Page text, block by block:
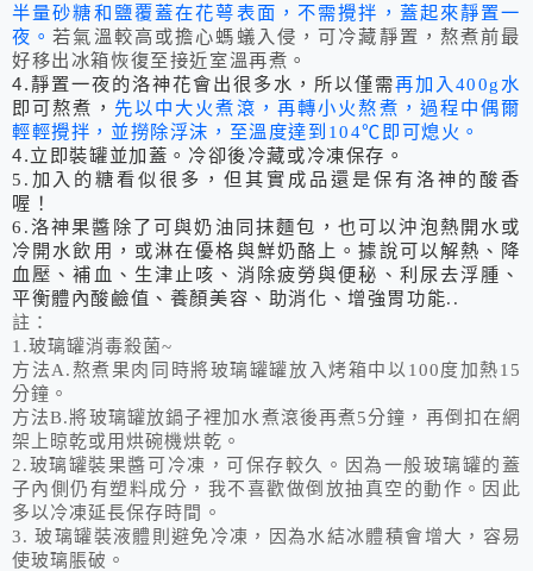
半量砂糖和鹽覆蓋在花萼表面，不需攪拌，蓋起來靜置一
夜。若氣溫較高或擔心螞蟻入侵，可冷藏靜置，熬煮前最
好移出冰箱恢復至接近室溫再煮。
4.靜置一夜的洛神花會出很多水，所以僅需再加入 400g 水
即可熬煮， 先以中大火煮滾，再轉小火熬煮，過程中偶爾
輕輕攪拌，並撈除浮沫，至溫度達到 104℃即可熄火。
4.立即裝罐並加蓋。冷卻後冷藏或冷凍保存。
5. 加入的糖看似很多，但其實成品還是保有洛神的酸香
喔！
6.洛神果醬除了可與奶油同抹麵包，也可以沖泡熱開水或
冷開水飲用，或淋在優格與鮮奶酪上。據說可以解熱、降
血壓、補血、生津止咳、消除疲勞與便秘、利尿去浮腫、
平衡體內酸鹼值、養顏美容、助消化、增強胃功能..
註：
1.玻璃罐消毒殺菌~
方法A.熬煮果肉同時將玻璃罐罐放入烤箱中以 100度加熱15
分鐘。
方法B.將玻璃罐放鍋子裡加水煮滾後再煮5分鐘，再倒扣在網
架上晾乾或用烘碗機烘乾。
2.玻璃罐裝果醬可冷凍，可保存較久。因為一般玻璃罐的蓋
子內側仍有塑料成分，我不喜歡做倒放抽真空的動作。因此
多以冷凍延長保存時間。
3.玻璃罐裝液體則避免冷凍，因為水結冰體積會增大，容易
使玻璃脹破。